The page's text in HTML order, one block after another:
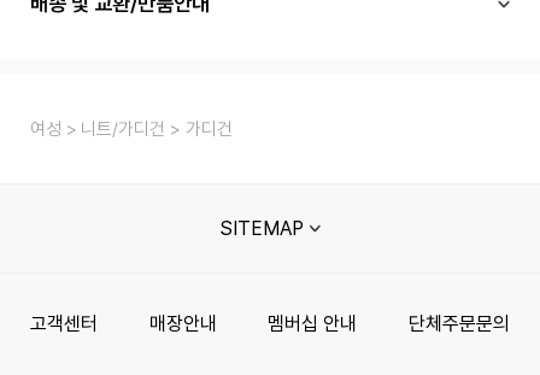
여성 니트/가디건 가디건
SITEMAP
고객센터 매장안내 멤버십 안내 단체주문문의